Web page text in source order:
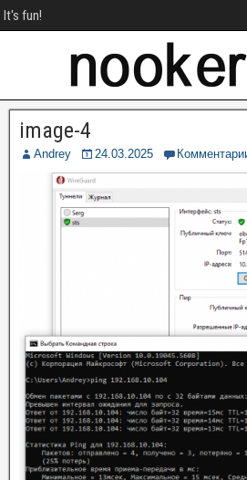
It's fun!
image-4
Andrey 24.03.2025